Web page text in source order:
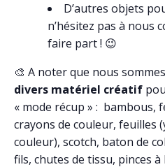
D’autres objets
n’hésitez pas à nous
faire part ! 😉
🎨 A noter que nous
divers matériel créatif
« mode récup » : bambous,
crayons de couleur, feuilles
couleur), scotch, baton de
fils, chutes de tissu, pinces